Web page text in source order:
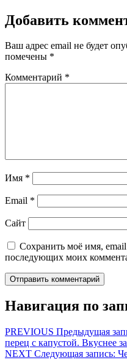
Добавить
Ваш адрес email не будет
помечены *
Комментарий *
Имя *
Email *
Сайт
Сохранить моё имя, email
последующих моих
Навигация по
PREVIOUS Предыдущая
перец с капустой. Вкуснее
NEXT Следующая запись: